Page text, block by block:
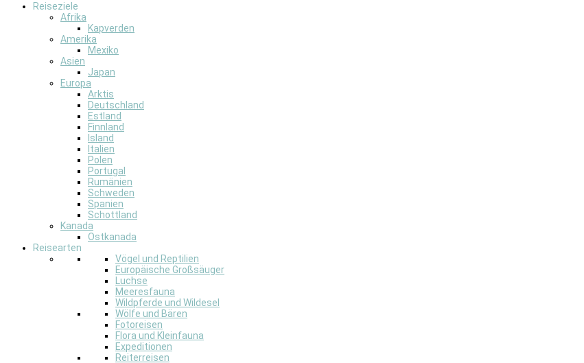
Reiseziele
Afrika
Kapverden
Amerika
Mexiko
Asien
Japan
Europa
Arktis
Deutschland
Estland
Finnland
Island
Italien
Polen
Portugal
Rumänien
Schweden
Spanien
Schottland
Kanada
Ostkanada
Reisearten
Vögel und Reptilien
Europäische Großsäuger
Luchse
Meeresfauna
Wildpferde und Wildesel
Wölfe und Bären
Fotoreisen
Flora und Kleinfauna
Expeditionen
Reiterreisen